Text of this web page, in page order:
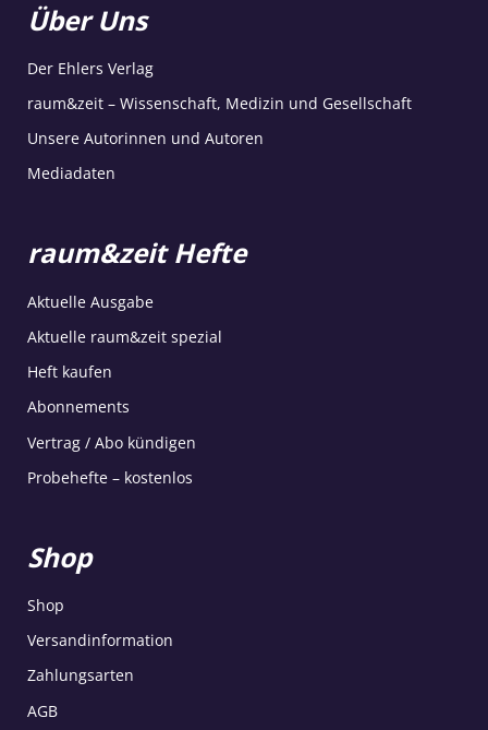
Über Uns
Der Ehlers Verlag
raum&zeit – Wissenschaft, Medizin und Gesellschaft
Unsere Autorinnen und Autoren
Mediadaten
raum&zeit Hefte
Aktuelle Ausgabe
Aktuelle raum&zeit spezial
Heft kaufen
Abonnements
Vertrag / Abo kündigen
Probehefte – kostenlos
Shop
Shop
Versandinformation
Zahlungsarten
AGB